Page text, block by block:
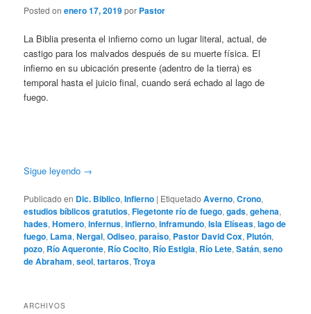
Posted onenero 17, 2019por Pastor
La Biblia presenta el infierno como un lugar literal, actual, de
castigo para los malvados después de su muerte física. El
infierno en su ubicación presente (adentro de la tierra) es
temporal hasta el juicio final, cuando será echado al lago de
fuego.
Sigue leyendo →
Publicado en Dic. Biblico,Infierno | Etiquetado Averno,Crono,
estudios bíblicos gratutios,Flegetonte río de fuego,gads,gehena,
hades,Homero,infernus,infierno,inframundo,Isla Elíseas,lago de
fuego, Lama,Nergal,Odiseo,paraíso, Pastor David Cox, Plutón,
pozo, Río Aqueronte, Río Cocito, Río Estigia, Río Lete,Satán,seno
de Abraham,seol,tartaros,Troya
ARCHIVOS